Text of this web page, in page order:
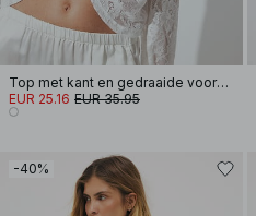
Top met kant en gedraaide voorkant
EUR 25.16 EUR 35.95
-40%